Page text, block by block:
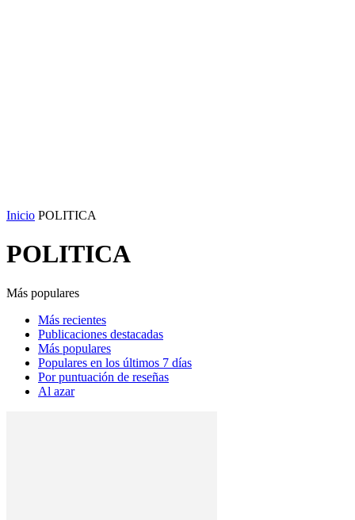
Inicio POLITICA
POLITICA
Más populares
Más recientes
Publicaciones destacadas
Más populares
Populares en los últimos 7 días
Por puntuación de reseñas
Al azar